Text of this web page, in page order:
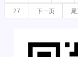
27 下一页